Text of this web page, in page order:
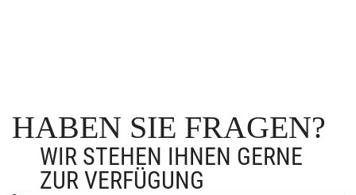
HABEN SIE FRAGEN?
WIR STEHEN IHNEN GERNE
ZUR VERFÜGUNG